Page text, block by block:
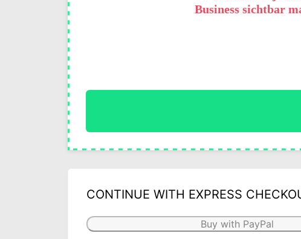
Business sichtbar
CONTINUE WITH EXPRESS
Buy with PayPal